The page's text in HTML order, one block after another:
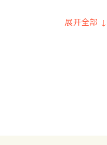
展开全部 ↓